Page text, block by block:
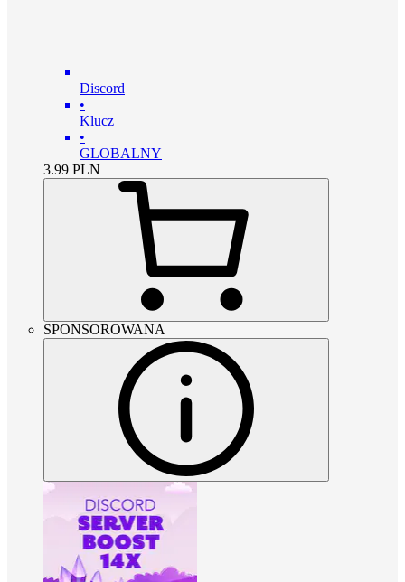
Discord
•
Klucz
•
GLOBALNY
3.99 PLN
SPONSOROWANA